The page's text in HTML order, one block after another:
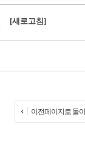
[새로고침]
이전페이지로 돌